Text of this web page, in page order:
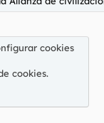
cookies
cookies.